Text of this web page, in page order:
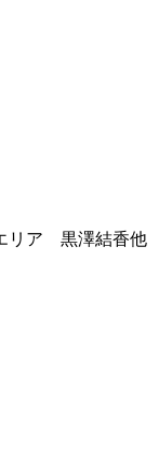
リア 黒澤結香他